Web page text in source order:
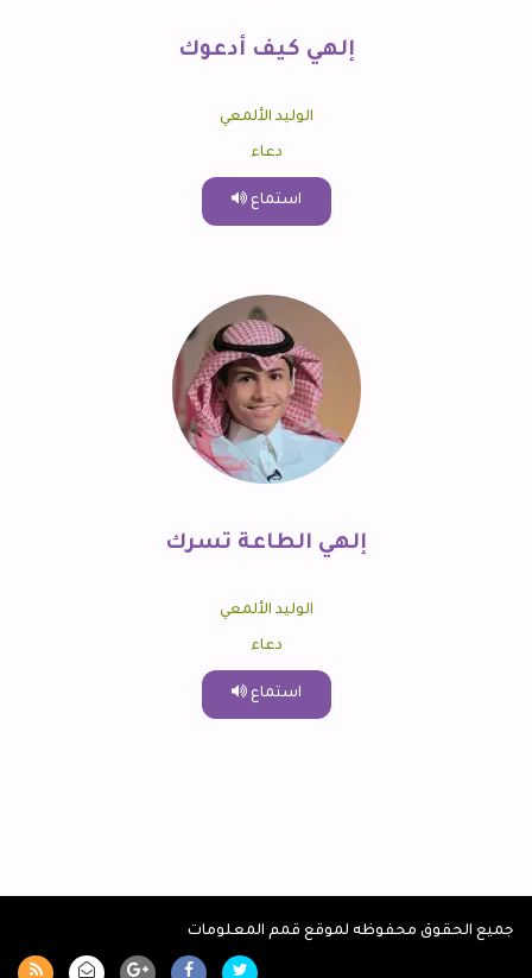
إلهي كيف أدعوك
الوليد الألمعي
دعاء
استماع
إلهي الطاعة تسرك
الوليد الألمعي
دعاء
استماع
جميع الحقوق محفوظه لموقع قمم المعلومات